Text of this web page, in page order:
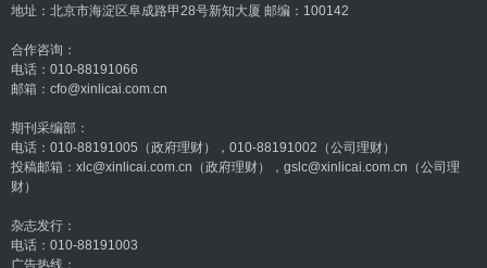
地址：北京市海淀区阜成路甲28号新知大厦 邮编：100142
合作咨询：
电话：010-88191066
邮箱：cfo@xinlicai.com.cn
期刊采编部：
电话：010-88191005（政府理财），010-88191002（公司理财）
投稿邮箱：xlc@xinlicai.com.cn（政府理财），gslc@xinlicai.com.cn（公司理
财）
杂志发行：
电话：010-88191003
广告热线：